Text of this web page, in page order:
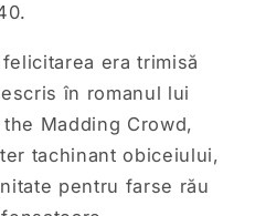
era trimisă
în romanul lui
Madding Crowd,
tachinant obiceiului,
pentru farse rău